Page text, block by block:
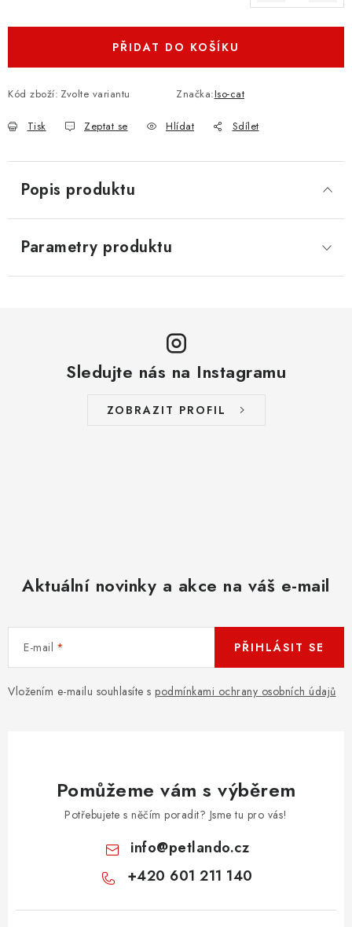
PŘIDAT DO KOŠÍKU
Kód zboží: Zvolte variantu Značka:Iso-cat
Tisk Zeptat se Hlídat Sdílet
Popis produktu
Parametry produktu
Sledujte nás na Instagramu
ZOBRAZIT PROFIL
Aktuální novinky a akce na váš e-mail
E-mail
Vložením e-mailu souhlasíte s podmínkami ochrany osobních údajů
PŘIHLÁSIT SE
Pomůžeme vám s výběrem
Potřebujete s něčím poradit? Jsme tu pro vás!
info@petlando.cz
+420 601 211 140